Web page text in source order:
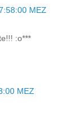
MEZ
:o***
MEZ